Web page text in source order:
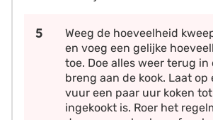
Weeg de hoeveelheid
en voeg een gelijke
toe. Doe alles weer terug in
breng aan de kook. Laat op
vuur een paar uur koken
ingekookt is. Roer het